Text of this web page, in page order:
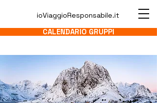
ioViaggioResponsabile.it
CALENDARIO GRUPPI